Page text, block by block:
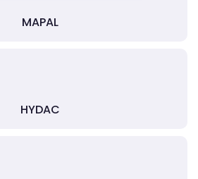
MAPAL
HYDAC